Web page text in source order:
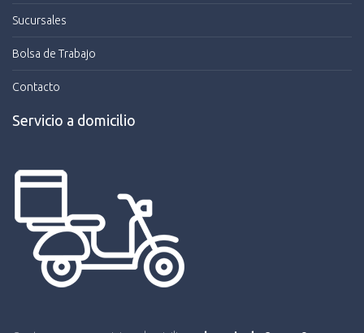
Sucursales
Bolsa de Trabajo
Contacto
Servicio a domicilio